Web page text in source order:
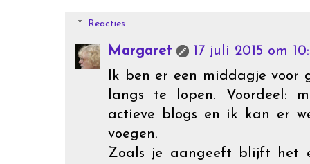
Reacties
Margaret
17 juli 2015 om
Ik ben er een middagje
langs te lopen. Voordeel:
actieve blogs en ik kan er
voegen.
Zoals je aangeeft blijft het